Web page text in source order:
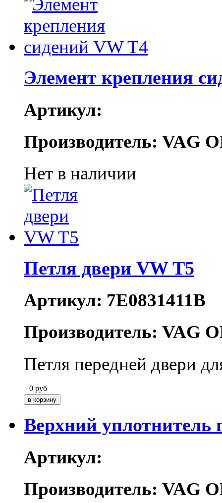
Элемент крепления
Артикул:
Производитель: VAG
Нет в наличии
Петля двери VW T5
Артикул: 7E0831411B
Производитель: VAG
Петля передней двери
0 руб
Верхний уплотнитель
Артикул:
Производитель: VAG